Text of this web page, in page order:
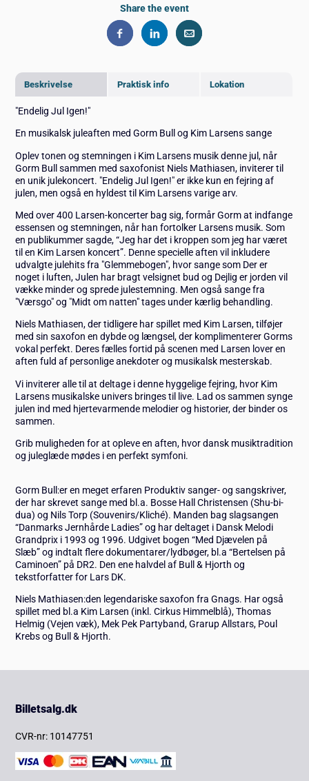
Beskrivelse Praktisk info Lokation
"Endelig Jul Igen!"
En musikalsk juleaften med Gorm Bull og Kim Larsens sange
Oplev tonen og stemningen i Kim Larsens musik denne jul, når
Gorm Bull sammen med saxofonist Niels Mathiasen, inviterer til
en unik julekoncert. "Endelig Jul Igen!" er ikke kun en fejring af
julen, men også en hyldest til Kim Larsens varige arv.
Med over 400 Larsen-koncerter bag sig, formår Gorm at indfange
essensen og stemningen, når han fortolker Larsens musik. Som
en publikummer sagde, “Jeg har det i kroppen som jeg har været
til en Kim Larsen koncert”. Denne specielle aften vil inkludere
udvalgte julehits fra "Glemmebogen", hvor sange som Der er
noget i luften, Julen har bragt velsignet bud og Dejlig er jorden vil
vække minder og sprede julestemning. Men også sange fra
"Værsgo" og "Midt om natten" tages under kærlig behandling.
Niels Mathiasen, der tidligere har spillet med Kim Larsen, tilføjer
med sin saxofon en dybde og længsel, der komplimenterer Gorms
vokal perfekt. Deres fælles fortid på scenen med Larsen lover en
aften fuld af personlige anekdoter og musikalsk mesterskab.
Vi inviterer alle til at deltage i denne hyggelige fejring, hvor Kim
Larsens musikalske univers bringes til live. Lad os sammen synge
julen ind med hjertevarmende melodier og historier, der binder os
sammen.
Grib muligheden for at opleve en aften, hvor dansk musiktradition
og juleglæde mødes i en perfekt symfoni.
Gorm Bull:er en meget erfaren Produktiv sanger- og sangskriver,
der har skrevet sange med bl.a. Bosse Hall Christensen (Shu-bi-
dua) og Nils Torp (Souvenirs/Kliché). Manden bag slagsangen
“Danmarks Jernhårde Ladies” og har deltaget i Dansk Melodi
Grandprix i 1993 og 1996. Udgivet bogen “Med Djævelen på
Slæb” og indtalt flere dokumentarer/lydbøger, bl.a “Bertelsen på
Caminoen” på DR2. Den ene halvdel af Bull & Hjorth og
tekstforfatter for Lars DK.
Niels Mathiasen:den legendariske saxofon fra Gnags. Har også
spillet med bl.a Kim Larsen (inkl. Cirkus Himmelblå), Thomas
Helmig (Vejen væk), Mek Pek Partyband, Grarup Allstars, Poul
Krebs og Bull & Hjorth.
Share the event
Billetsalg.dk
CVR-nr: 10147751